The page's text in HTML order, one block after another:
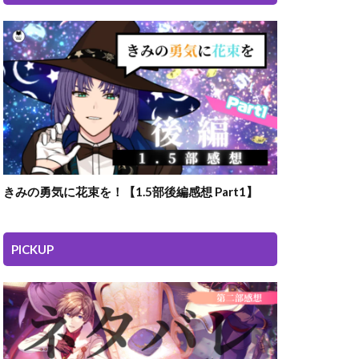
きみの勇気に花束を！【1.5部後編感想 Part1】
PICKUP